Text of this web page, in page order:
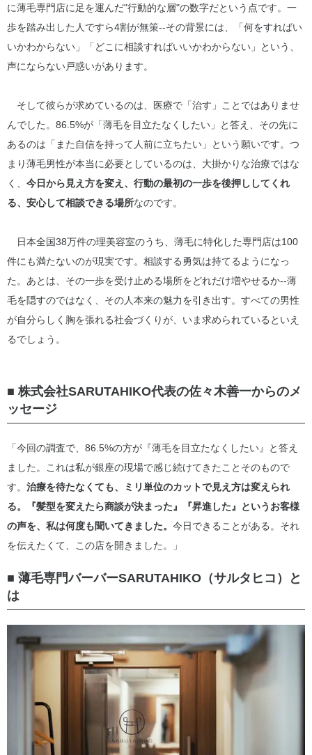
に薄毛専門店に足を運んだ"行動的な層"の数字だという点です。一
歩を踏み出した人ですら4割が無策--その背景には、「何をすればい
いかわからない」「どこに相談すればいいかわからない」という、
声にならない戸惑いがあります。
そして彼らが求めているのは、医療で「治す」ことではありませ
んでした。86.5%が「薄毛を目立たなくしたい」と答え、その先に
あるのは「また自信を持って人前に立ちたい」という願いです。つ
まり薄毛男性が本当に必要としているのは、大掛かりな治療ではな
く、 今日から見え方を変え、行動の最初の一歩を後押ししてくれ
る、安心して相談できる場所なのです。
日本全国38万件の理美容室のうち、薄毛に特化した専門店は100
件にも満たないのが現実です。相談する勇気は持てるようになっ
た。あとは、その一歩を受け止める場所をどれだけ増やせるか--薄
毛を隠すのではなく、その人本来の魅力を引き出す。すべての男性
が自分らしく胸を張れる社会づくりが、いま求められているといえ
るでしょう。
■ 株式会社SARUTAHIKO代表の佐々木善一からのメ
ッセージ
「今回の調査で、86.5%の方が『薄毛を目立たなくしたい』と答え
ました。これは私が銀座の現場で感じ続けてきたことそのもので
す。 治療を待たなくても、ミリ単位のカットで見え方は変えられ
る。『髪型を変えたら商談が決まった』『昇進した』というお客様
の声を、私は何度も聞いてきました。 今日できることがある。それ
を伝えたくて、この店を開きました。」
■ 薄毛専門バーバーSARUTAHIKO（サルタヒコ）と
は